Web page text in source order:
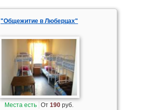
"Общежитие в Люберцах"
Места есть От190 руб.